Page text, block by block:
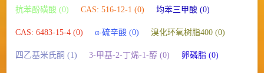
抗苯酚磺酸 (0) CAS: 516-12-1 (0) 均苯三甲酸 (0)
CAS: 6483-15-4 (0) α-硫辛酸 (0) 溴化环氧树脂400 (0)
四乙基米氏酮 (1) 3-甲基-2-丁烯-1-醇 (0) 卵磷脂 (0)